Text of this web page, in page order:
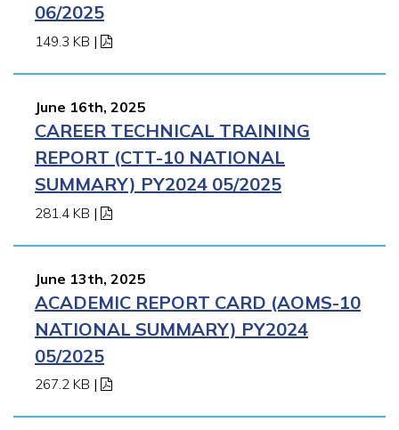
06/2025
149.3 KB |
June 16th, 2025
CAREER TECHNICAL TRAINING
REPORT (CTT-10 NATIONAL
SUMMARY) PY2024 05/2025
281.4 KB |
June 13th, 2025
ACADEMIC REPORT CARD (AOMS-10
NATIONAL SUMMARY) PY2024
05/2025
267.2 KB |